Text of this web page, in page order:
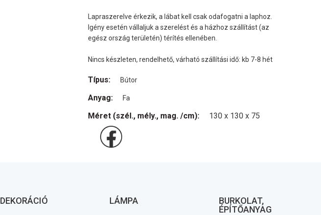
Lapraszerelve érkezik, a lábat kell csak odafogatni a laphoz.
Igény esetén vállaljuk a szerelést és a házhoz szállítást (az
egész ország területén) térítés ellenében.
Nincs készleten, rendelhető, várható szállítási idő: kb 7-8 hét
Típus: Bútor
Anyag: Fa
Méret (szél., mély., mag. /cm): 130 x 130 x 75
DEKORÁCIÓ LÁMPA
BURKOLAT,
ÉPÍTŐANYAG